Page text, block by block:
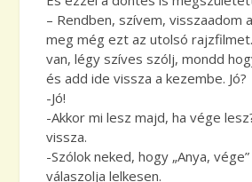
– Rendben, szívem, visszaadom
meg még ezt az utolsó
van, légy szíves szólj, mondd
és add ide vissza a kezembe. Jó?
-Jó!
-Akkor mi lesz majd, ha vége
vissza.
-Szólok neked, hogy „Anya,
válaszolja lelkesen.